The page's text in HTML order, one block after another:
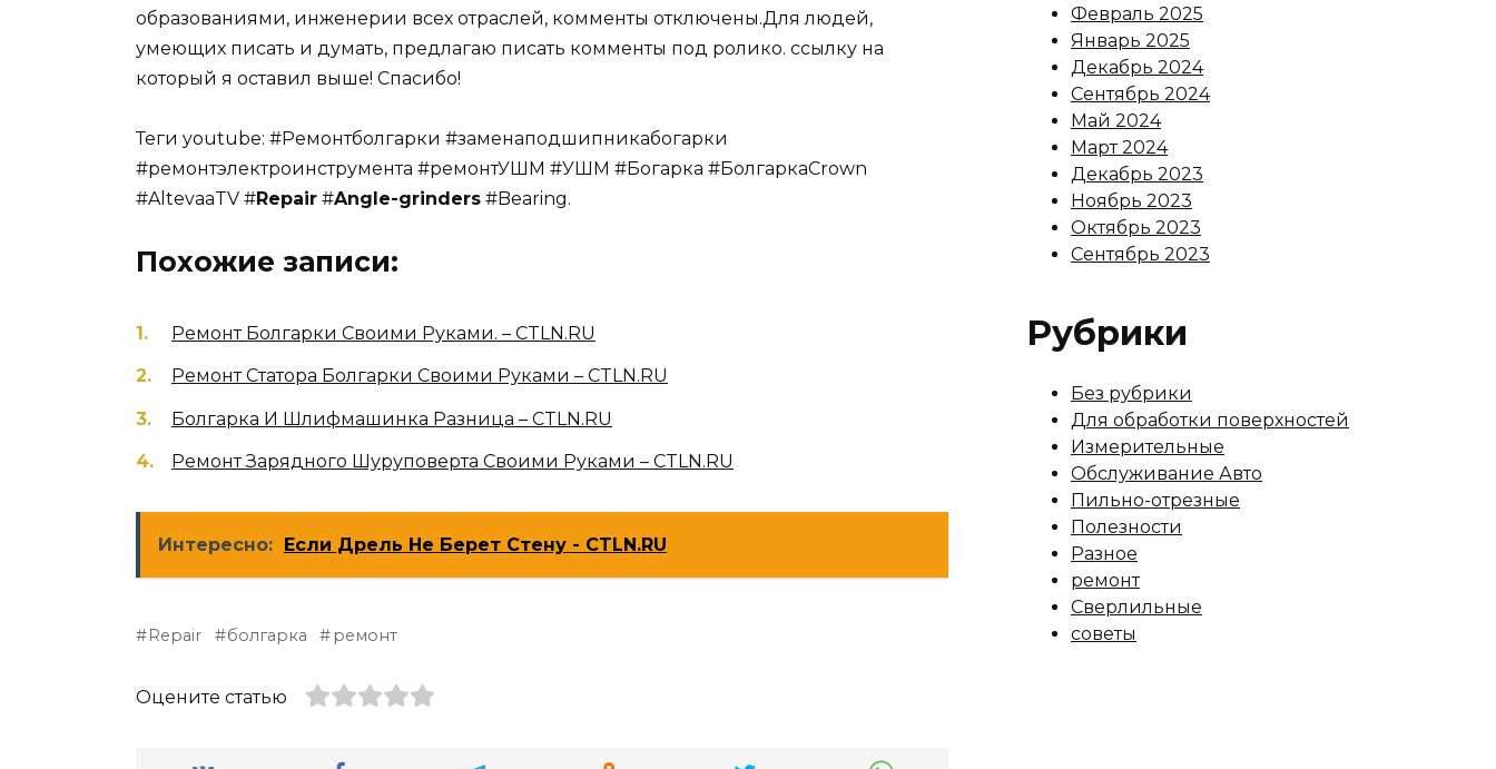
образованиями, инженерии всех отраслей, комменты отключены.Для людей,
умеющих писать и думать, предлагаю писать комменты под ролико. ссылку на
который я оставил выше! Спасибо!
Теги youtube: #Ремонтболгарки #заменаподшипникабогарки
#ремонтэлектроинструмента #ремонтУШМ #УШМ #Богарка #БолгаркаCrown
#AltevaaTV #Repair #Angle-grinders #Bearing.
Похожие записи:
Ремонт Болгарки Своими Руками. – CTLN.RU
Ремонт Статора Болгарки Своими Руками – CTLN.RU
Болгарка И Шлифмашинка Разница – CTLN.RU
Ремонт Зарядного Шуруповерта Своими Руками – CTLN.RU
Интересно: Если Дрель Не Берет Стену - CTLN.RU
Repair болгарка ремонт
Оцените статью
Февраль 2025
Январь 2025
Декабрь 2024
Сентябрь 2024
Май 2024
Март 2024
Декабрь 2023
Ноябрь 2023
Октябрь 2023
Сентябрь 2023
Рубрики
Без рубрики
Для обработки поверхностей
Измерительные
Обслуживание Авто
Пильно-отрезные
Полезности
Разное
ремонт
Сверлильные
советы